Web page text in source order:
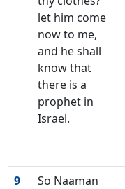
let him come
now to me,
and he shall
know that
there is a
prophet in
Israel.
9
So Naaman